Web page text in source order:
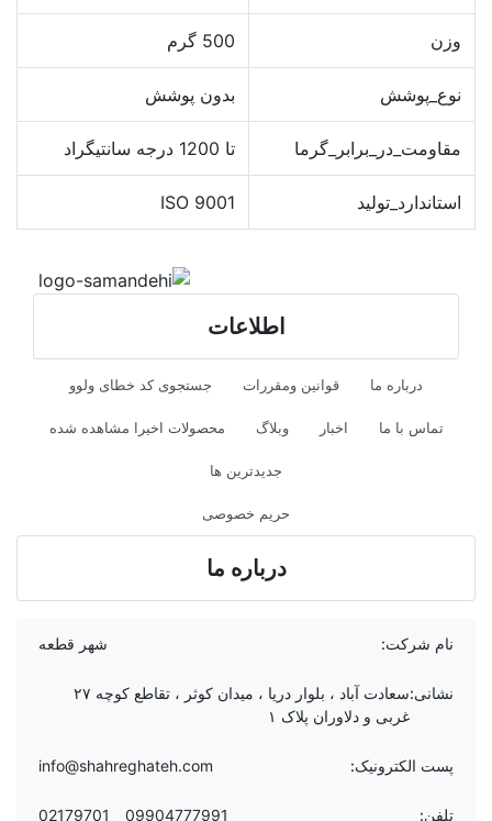
وزن 500 گرم
نوع_پوشش بدون پوشش
مقاومت_در_برابر_گرما تا 1200 درجه سانتیگراد
استاندارد_تولید ISO 9001
اطلاعات
درباره ما قوانین ومقررات جستجوی کد خطای ولوو
تماس با ما اخبار وبلاگ محصولات اخیرا مشاهده شده
جدیدترین ها
حریم خصوصی
درباره ما
نام شرکت: شهر قطعه
نشانی:
سعادت آباد ، بلوار دریا ، میدان کوثر ، تقاطع کوچه ۲۷
غربی و دلاوران پلاک ۱
پست الکترونیک: info@shahreghateh.com
تلفن: 09904777991 _ 02179701